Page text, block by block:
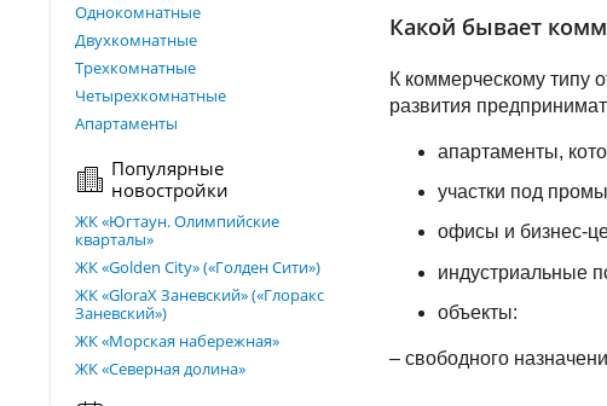
Однокомнатные
Двухкомнатные
Трехкомнатные
Четырехкомнатные
Апартаменты
Популярные
новостройки
ЖК «Югтаун. Олимпийские
кварталы»
ЖК «Golden City» («Голден Сити»)
ЖК «GloraX Заневский»​ («Глоракс
Заневский»)
ЖК «Морская набережная»
ЖК «Северная долина»
Какой бывает
К коммерческому типу
развития
апартаменты,
участки под
офисы и бизнес-
индустриальные
объекты:
– свободного